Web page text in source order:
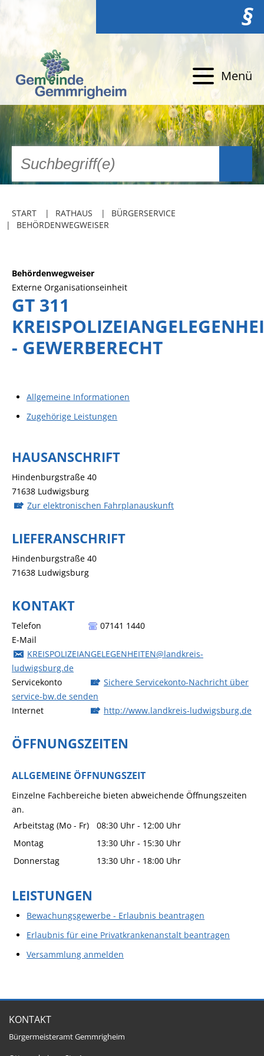
§
Menü
START RATHAUS
BÜRGERSERVICE
BEHÖRDENWEGWEISER
Behördenwegweiser
Externe Organisationseinheit
GT 311
- GEWERBERECHT
Allgemeine Informationen
Zugehörige Leistungen
HAUSANSCHRIFT
Hindenburgstraße 40
71638 Ludwigsburg
Zur elektronischen Fahrplanauskunft
LIEFERANSCHRIFT
Hindenburgstraße 40
71638 Ludwigsburg
KONTAKT
Telefon
07141 1440
E-Mail
KREISPOLIZEIANGELEGENHEITEN@landkreis-
ludwigsburg.de
Servicekonto
Sichere Servicekonto-Nachricht über
service-bw.de senden
Internet
http://www.landkreis-ludwigsburg.de
ÖFFNUNGSZEITEN
ALLGEMEINE ÖFFNUNGSZEIT
Einzelne Fachbereiche bieten abweichende Öffnungszeiten
an.
Arbeitstag (Mo - Fr)
08:30 Uhr - 12:00 Uhr
Montag
13:30 Uhr - 15:30 Uhr
Donnerstag
13:30 Uhr - 18:00 Uhr
LEISTUNGEN
Bewachungsgewerbe - Erlaubnis beantragen
Erlaubnis für eine Privatkrankenanstalt beantragen
Versammlung anmelden
KONTAKT
Bürgermeisteramt Gemmrigheim